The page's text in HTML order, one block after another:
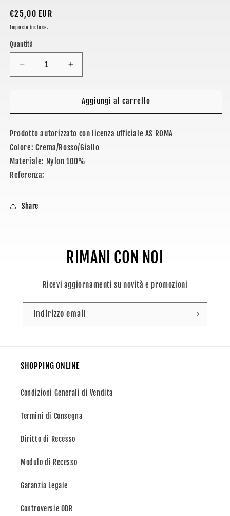
Prezzo
di
listino
€25,00 EUR
Imposte incluse.
Quantità
Diminuisci
quantità
per
ROMA
BERRETTO
DA
PESCATORE
Aumenta
quantità
per
AS
ROMA
BERRETTO
DA
Aggiungi al carrello
Prodotto autorizzato con licenza ufficiale AS ROMA
Colore: Crema/Rosso/Giallo
Materiale: Nylon 100%
Referenza:
Share
RIMANI CON NOI
Ricevi aggiornamenti su novità e promozioni
Indirizzo email
SHOPPING ONLINE
Condizioni Generali di Vendita
Termini di Consegna
Diritto di Recesso
Modulo di Recesso
Garanzia Legale
Controversie ODR